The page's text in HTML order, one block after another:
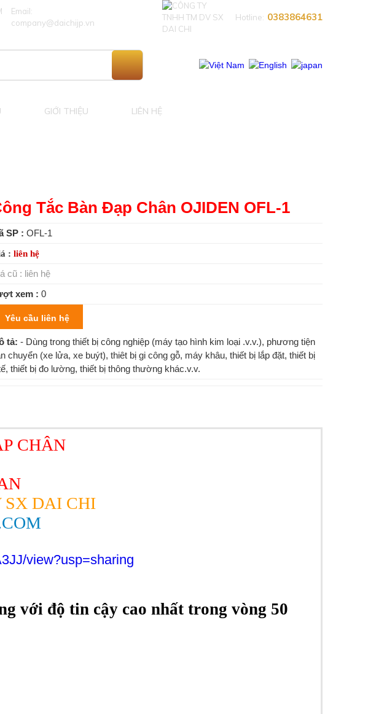
Email:
company@daichijp.vn
Hotline: 0383864631​
GIỚI THIỆU LIÊN HỆ
Tắc Bàn Đạp Chân OJIDEN OFL-1
SP : OFL-1
: liên hệ
cũ : liên hệ
xem : 0
Yêu cầu liên hệ
tả:- Dùng trong thiết bị công nghiệp (máy tạo hình kim loại .v.v.), phương tiện
chuyển (xe lửa, xe buýt), thiêt bị gi công gỗ, máy khâu, thiết bị lắp đặt, thiết bị
thiết bị đo lường, thiết bị thông thường khác.v.v.
CHÂN
SX DAI CHI
view?usp=sharing
với độ tin cậy cao nhất trong vòng 50